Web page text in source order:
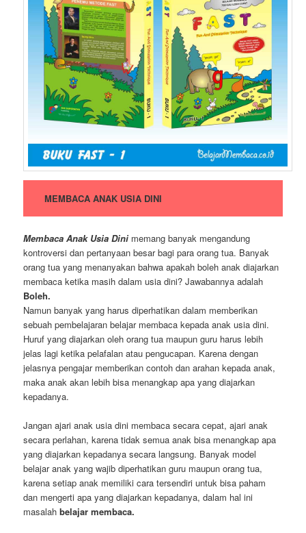
MEMBACA ANAK USIA DINI
Membaca Anak Usia Dini memang banyak mengandung
kontroversi dan pertanyaan besar bagi para orang tua. Banyak
orang tua yang menanyakan bahwa apakah boleh anak diajarkan
membaca ketika masih dalam usia dini? Jawabannya adalah
Boleh.
Namun banyak yang harus diperhatikan dalam memberikan
sebuah pembelajaran belajar membaca kepada anak usia dini.
Huruf yang diajarkan oleh orang tua maupun guru harus lebih
jelas lagi ketika pelafalan atau pengucapan. Karena dengan
jelasnya pengajar memberikan contoh dan arahan kepada anak,
maka anak akan lebih bisa menangkap apa yang diajarkan
kepadanya.
Jangan ajari anak usia dini membaca secara cepat, ajari anak
secara perlahan, karena tidak semua anak bisa menangkap apa
yang diajarkan kepadanya secara langsung. Banyak model
belajar anak yang wajib diperhatikan guru maupun orang tua,
karena setiap anak memiliki cara tersendiri untuk bisa paham
dan mengerti apa yang diajarkan kepadanya, dalam hal ini
masalah belajar membaca.